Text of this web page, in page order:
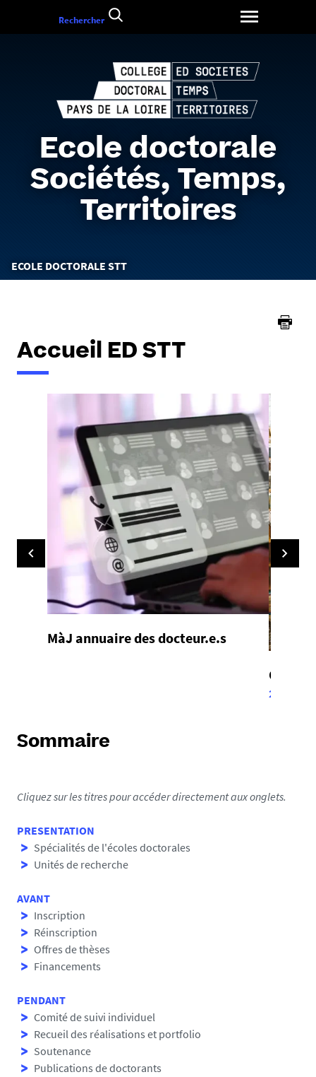
Ecole doctorale
Sociétés, Temps,
Territoires
Vous
êtes
ECOLE DOCTORALE STT
Rechercher
Accueil ED STT
MàJ annuaire des docteur.e.s
Offres
20 avril
Sommaire
Cliquez sur les titres pour accéder directement aux onglets.
PRESENTATION
Spécialités de l'écoles doctorales
Unités de recherche
AVANT
Inscription
Réinscription
Offres de thèses
Financements
PENDANT
Comité de suivi individuel
Recueil des réalisations et portfolio
Soutenance
Publications de doctorants